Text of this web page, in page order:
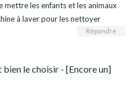
mettre les enfants et les animaux
à laver pour les nettoyer
Répondre
le choisir - [Encore un]